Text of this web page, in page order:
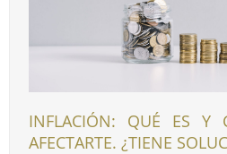
INFLACIÓN: QUÉ ES Y
AFECTARTE. ¿TIENE